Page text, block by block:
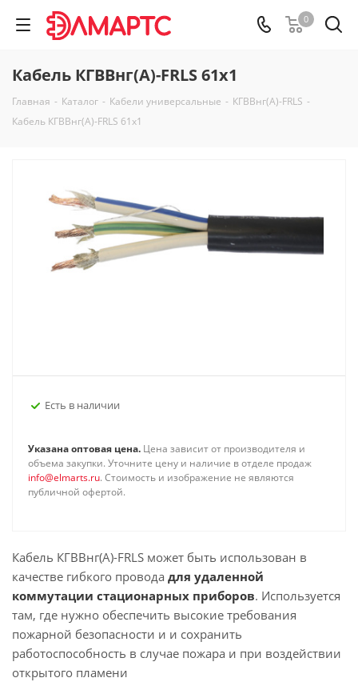
0
Кабель КГВВнг(А)-FRLS 61х1
Главная - Каталог - Кабели универсальные - КГВВнг(А)-FRLS -
Кабель КГВВнг(А)-FRLS 61х1
Есть в наличии
Указана оптовая цена. Цена зависит от производителя и
объема закупки. Уточните цену и наличие в отделе продаж
info@elmarts.ru. Стоимость и изображение не являются
публичной офертой.
Кабель КГВВнг(А)-FRLS может быть использован в
качестве гибкого провода для удаленной
коммутации стационарных приборов. Используется
там, где нужно обеспечить высокие требования
пожарной безопасности и и сохранить
работоспособность в случае пожара и при воздействии
открытого пламени